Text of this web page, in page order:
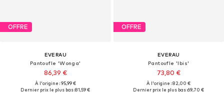
OFFRE
EVERAU
Pantoufle 'Wonga'
86,39 €
À l'origine : 95,99 €
Dernier prix le plus bas :81,59 €
OFFRE
EVERAU
Pantoufle 'Ibis'
73,80 €
À l'origine : 82,00 €
Dernier prix le plus bas :69,70 €